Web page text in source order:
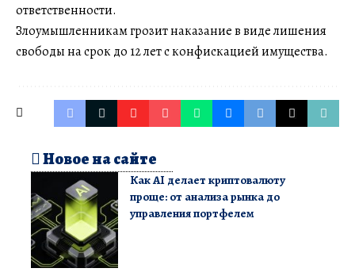
ответственности.
Злоумышленникам грозит наказание в виде лишения
свободы на срок до 12 лет с конфискацией имущества.
Новое на сайте
Как AI делает криптовалюту
проще: от анализа рынка до
управления портфелем